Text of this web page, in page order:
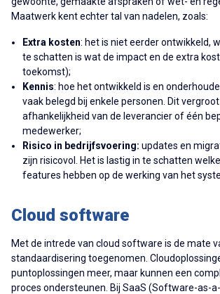
Maatwerk kent echter tal van nadelen, zoals:
Extra kosten: het is niet eerder ontwikkeld,
te schatten is wat de impact en de extra
toekomst);
Kennis: hoe het ontwikkeld is en
vaak belegd bij enkele personen. Dit
afhankelijkheid van de leverancier of één
medewerker;
Risico in bedrijfsvoering: updates en
zijn risicovol. Het is lastig in te schatten
features hebben op de werking van het
Cloud software
Met de intrede van cloud software is de mate
standaardisering toegenomen.
puntoplossingen meer, maar kunnen een
proces ondersteunen. Bij SaaS (Software-as-